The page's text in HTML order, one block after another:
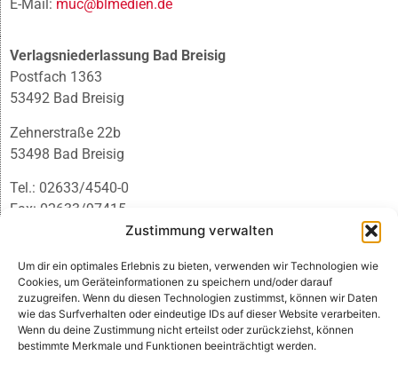
Zustimmung verwalten
Um dir ein optimales Erlebnis zu bieten, verwenden wir Technologien wie
Cookies, um Geräteinformationen zu speichern und/oder darauf
zuzugreifen. Wenn du diesen Technologien zustimmst, können wir Daten
wie das Surfverhalten oder eindeutige IDs auf dieser Website verarbeiten.
Wenn du deine Zustimmung nicht erteilst oder zurückziehst, können
bestimmte Merkmale und Funktionen beeinträchtigt werden.
E-Mail: muc@blmedien.de
Verlagsniederlassung Bad Breisig
Postfach 1363
53492 Bad Breisig
Zehnerstraße 22b
53498 Bad Breisig
Tel.: 02633/4540-0
Fax: 02633/97415
infobb@blmedien.de